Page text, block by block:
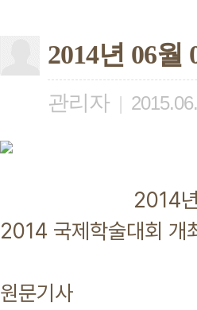
2014년 06
관리자 |
2014년 06월
2014 국제학술대회 개
원문기사